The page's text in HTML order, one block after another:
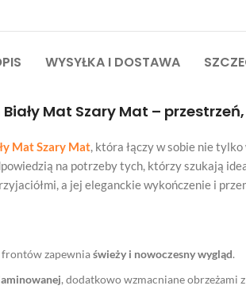
WYSYŁKA I DOSTAWA
Mat Szary Mat –
Mat Szary Mat, która łączy w sobie nie
na potrzeby tych, którzy szukają
a jej eleganckie wykończenie i
frontów zapewniaświeży i nowoczesny wygląd.
, dodatkowo wzmacniane obrzeżami